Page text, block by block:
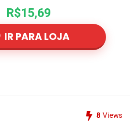
R$15,69
IR PARA LOJA
8 Views